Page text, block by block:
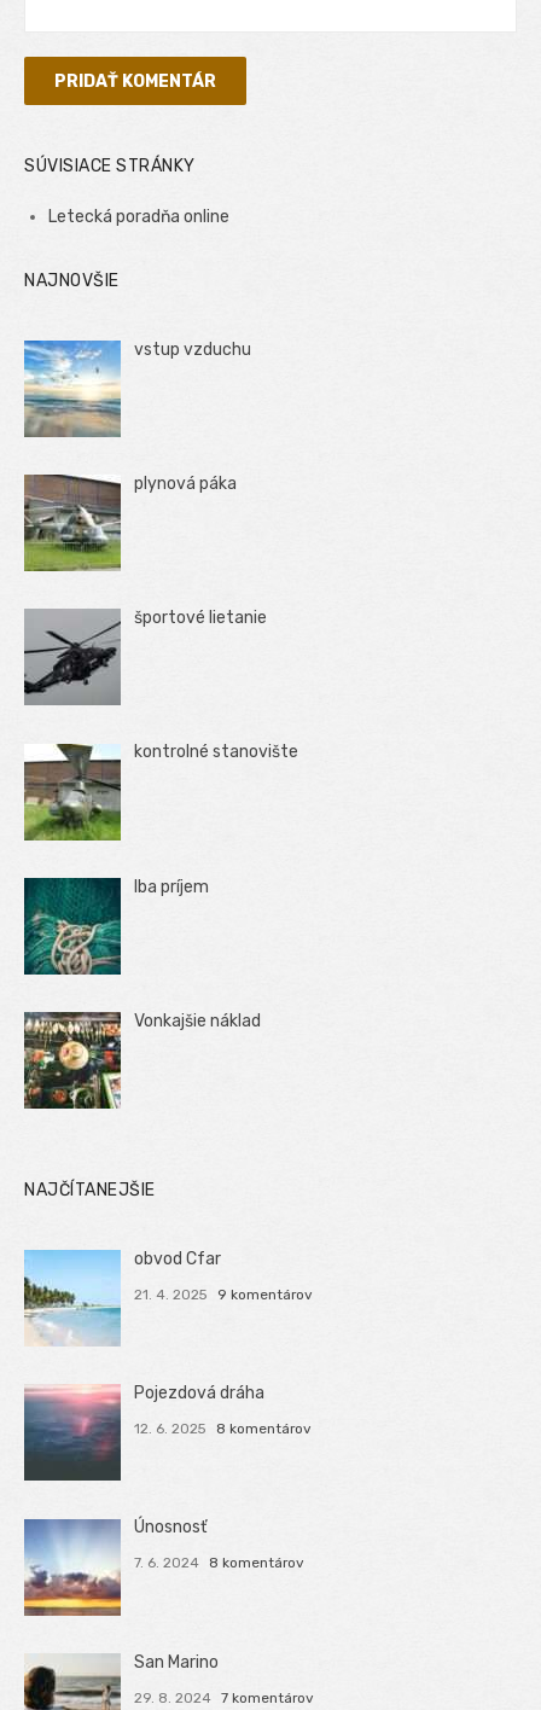
SÚVISIACE STRÁNKY
Letecká poradňa online
NAJNOVŠIE
vstup vzduchu
plynová páka
športové lietanie
kontrolné stanovište
Iba príjem
Vonkajšie náklad
NAJČÍTANEJŠIE
obvod Cfar
21. 4. 2025 9 komentárov
Pojezdová dráha
12. 6. 2025 8 komentárov
Únosnosť
7. 6. 2024 8 komentárov
San Marino
29. 8. 2024 7 komentárov